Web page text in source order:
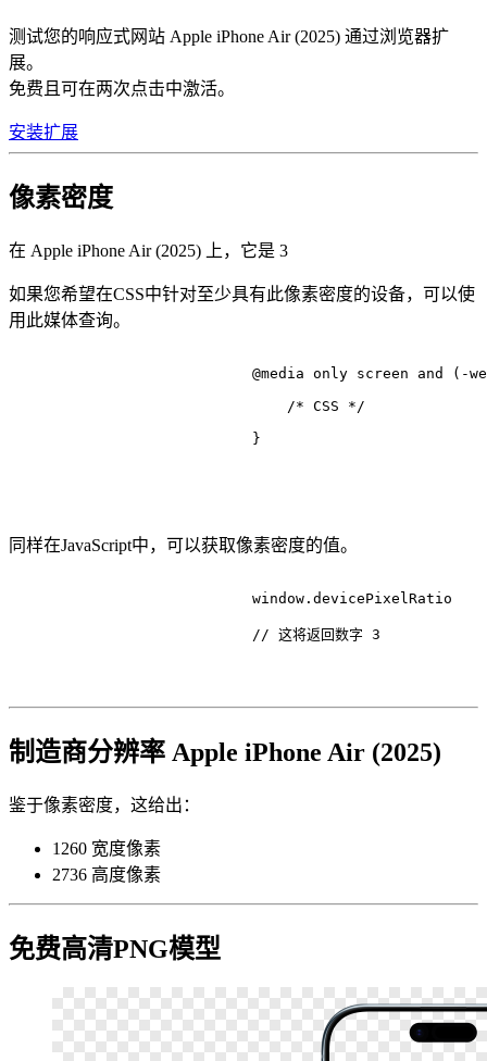
测试您的响应式网站 Apple iPhone Air (2025) 通过浏览器扩
展。
免费且可在两次点击中激活。
安装扩展
像素密度
在 Apple iPhone Air (2025) 上，它是 3
如果您希望在CSS中针对至少具有此像素密度的设备，可以使
用此媒体查询。
@media only screen and (-
/* CSS */
                            }
同样在JavaScript中，可以获取像素密度的值。
                            window.
devicePixelRatio
// 这将返回数字 3
制造商分辨率 Apple iPhone Air (2025)
鉴于像素密度，这给出：
1260 宽度像素
2736 高度像素
免费高清PNG模型